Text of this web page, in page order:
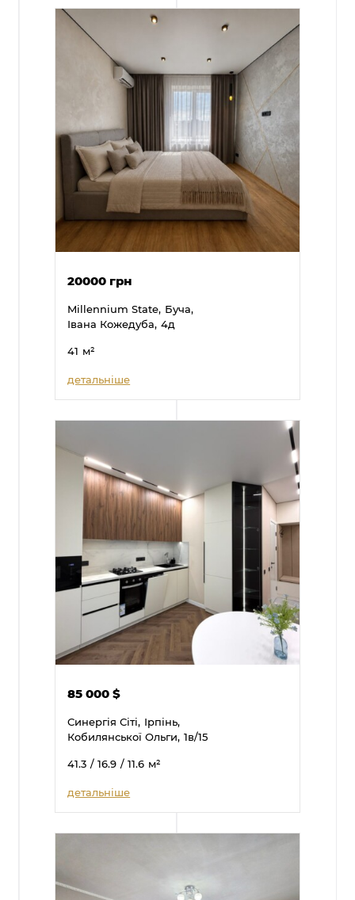
20000 грн
Millennium State, Буча,
Івана Кожедуба, 4д
41 м²
детальніше
85 000$
Синергія Сіті, Ірпінь,
Кобилянської Ольги, 1в/15
41.3 / 16.9 / 11.6 м²
детальніше